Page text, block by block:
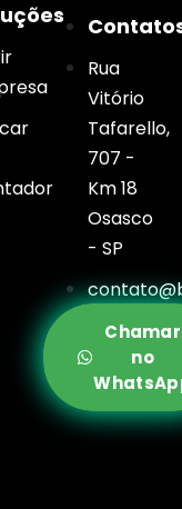
Rua
Vitório
Tafarello,
707 -
Km 18
Osasco
- SP
Chamar
no